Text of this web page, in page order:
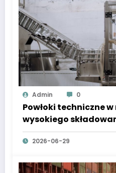
Admin 0
Powłoki techniczne
wysokiego
konstrukcji i
automatycznych
2026-06-29